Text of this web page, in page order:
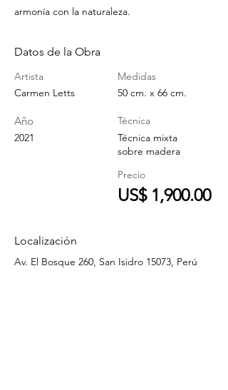
armonía con la naturaleza.
Datos de la Obra
Artista
Carmen Letts
Año
2021
Medidas
50 cm. x 66 cm.
Técnica
Técnica mixta
sobre madera
Precio
US$ 1,900.00
Localización
Av. El Bosque 260, San Isidro 15073, Perú